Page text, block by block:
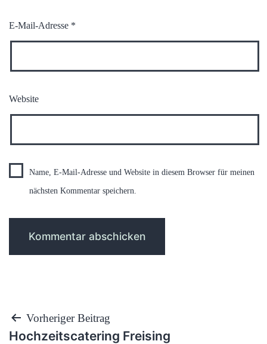
E-Mail-Adresse *
Website
Name, E-Mail-Adresse und Website in diesem Browser für meinen
nächsten Kommentar speichern.
Beitragsnavigation
Vorheriger Beitrag
Hochzeitscatering Freising